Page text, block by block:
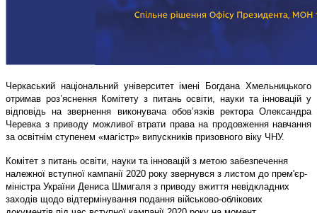
Черкаський національний університет імені Богдана Хмельницького
отримав роз’яснення Комітету з питань освіти, науки та інновацій у
відповідь на звернення виконувача обов’язків ректора Олександра
Черевка з приводу можливої втрати права на продовження навчання
за освітнім ступенем «магістр» випускників призовного віку ЧНУ.
Комітет з питань освіти, науки та інновацій з метою забезпечення
належної вступної кампанії 2020 року звернувся з листом до прем'єр-
міністра України Дениса Шмигаля з приводу вжиття невідкладних
заходів щодо відтермінування подання військово-облікових